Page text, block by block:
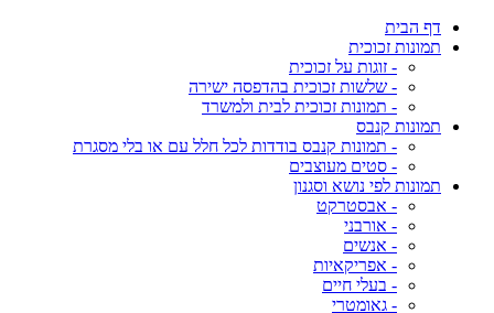
דף הבית
תמונות זכוכית
- זוגות על זכוכית
- שלשות זכוכית בהדפסה ישירה
- תמונות זכוכית לבית ולמשרד
תמונות קנבס
- תמונות קנבס בודדות לכל חלל עם או בלי מסגרת
- סטים מעוצבים
תמונות לפי נושא וסגנון
- אבסטרקט
- אורבני
- אנשים
- אפריקאיות
- בעלי חיים
- גאומטרי